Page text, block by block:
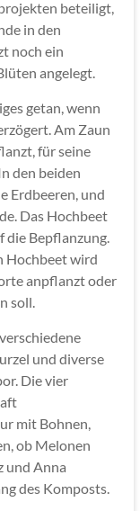
beteiligt,
in den
noch ein
angelegt.
getan, wenn
Am Zaun
für seine
den beiden
Erdbeeren, und
Das Hochbeet
die Bepflanzung.
Hochbeet wird
anpflanzt oder
soll.
und diverse
Die vier
mit Bohnen,
ob Melonen
und Anna
des Komposts.